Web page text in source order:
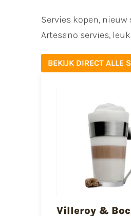
Servies kopen, nieuw
Artesano servies,
BEKIJK DIRECT ALLE
Villeroy &